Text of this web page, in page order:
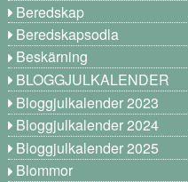
Beredskap
Beredskapsodla
Beskärning
BLOGGJULKALENDER
Bloggjulkalender 2023
Bloggjulkalender 2024
Bloggjulkalender 2025
Blommor